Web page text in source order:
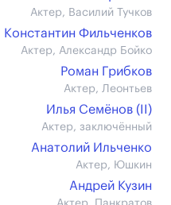
Актер, Василий Тучков
Константин Фильченков
Актер, Александр Бойко
Роман Грибков
Актер, Леонтьев
Илья Семёнов (II)
Актер, заключённый
Анатолий Ильченко
Актер, Юшкин
Андрей Кузин